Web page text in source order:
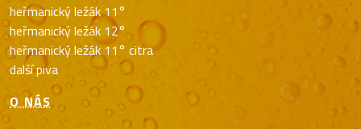
heřmanický ležák 11°
heřmanický ležák 12°
heřmanický ležák 11° citra
další piva
O NÁS